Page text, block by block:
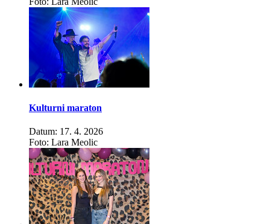
Kulturni maraton
Datum: 17. 4. 2026
Foto: Lara Meolic